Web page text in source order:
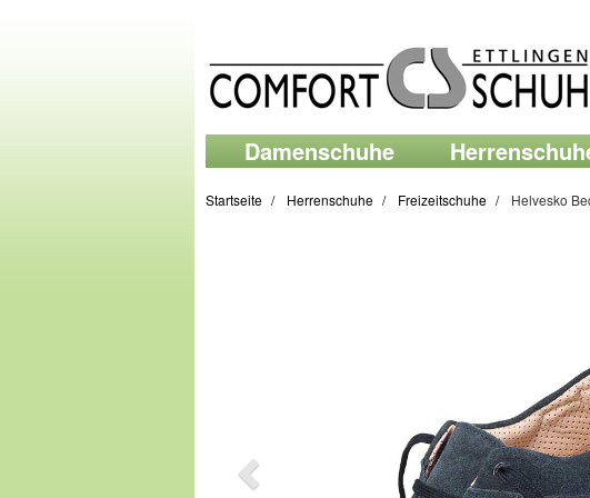
Damenschuhe
Startseite Herrenschuhe Freizeitschuhe Helvesko